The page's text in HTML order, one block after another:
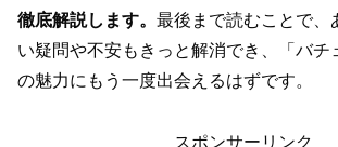
徹底解説します。 最後まで読むことで、
い疑問や不安もきっと解消でき、「バチ
の魅力にもう一度出会えるはずです。
スポンサーリンク